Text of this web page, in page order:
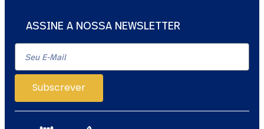
ASSINE A NOSSA NEWSLETTER
Subscrever